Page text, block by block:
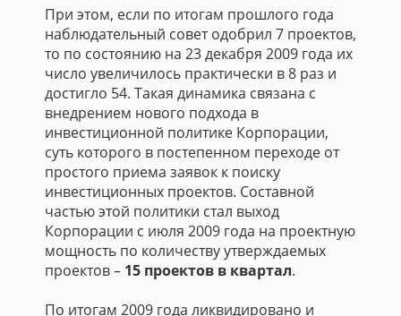
При этом, если по итогам прошлого года
наблюдательный совет одобрил 7 проектов,
то по состоянию на 23 декабря 2009 года их
число увеличилось практически в 8 раз и
достигло 54. Такая динамика связана с
внедрением нового подхода в
инвестиционной политике Корпорации,
суть которого в постепенном переходе от
простого приема заявок к поиску
инвестиционных проектов. Составной
частью этой политики стал выход
Корпорации с июля 2009 года на проектную
мощность по количеству утверждаемых
проектов – 15 проектов в квартал.
По итогам 2009 года ликвидировано и